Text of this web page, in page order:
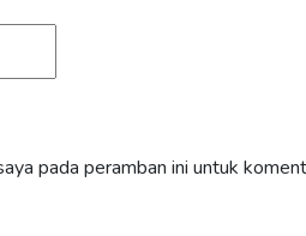
pada peramban ini untuk